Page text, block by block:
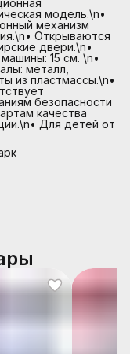
модель.\n•
механизм
Открываются
двери.\n•
15 см. \n•
металл,
из пластмассы.\n•
безопасности
качества
Для детей от